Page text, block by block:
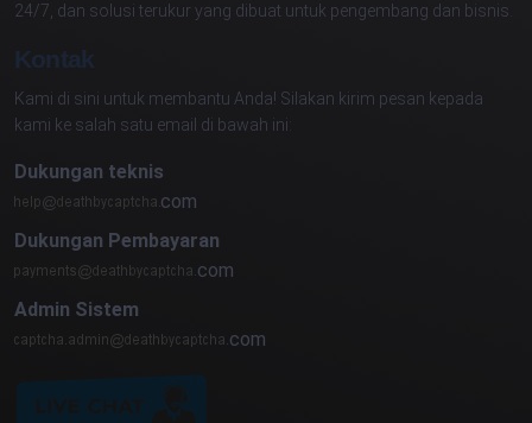
24/7, dan solusi terukur yang dibuat untuk pengembang dan bisnis.
Kontak
Kami di sini untuk membantu Anda! Silakan kirim pesan kepada
kami ke salah satu email di bawah ini:
Dukungan teknis
com
Dukungan Pembayaran
com
Admin Sistem
com